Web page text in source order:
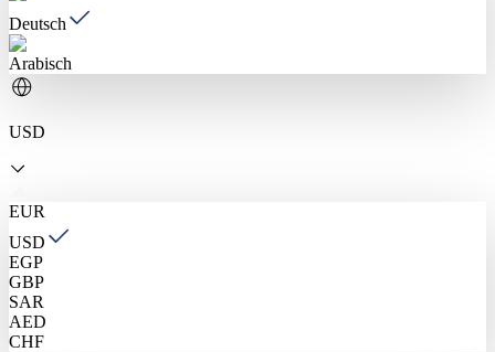
Deutsch
Arabisch
USD
EUR
USD
EGP
GBP
SAR
AED
CHF